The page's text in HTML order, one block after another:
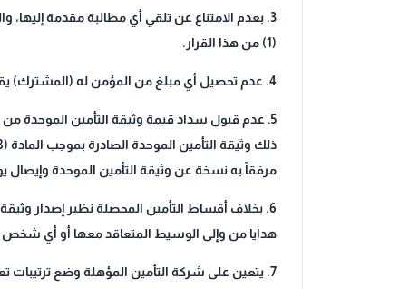
3. بعدم الامتناع عن تلقي أي مطالبة مقدمة
(1) من هذا القرار.
4. عدم تحصيل أي مبلغ من المؤمن له (المشترك) يقل أو يزيد عن السعر المحدد لقيمة وثيقة التأمين الموحدة للمركبات الكويتية والمبين في الملحق رقم (2) من هذا القرار.
5. عدم قبول سداد قيمة وثيقة التأمين الموحدة
مرفقاً به نسخة عن وثيقة التأمين الموحدة وإيصال
6. بخلاف أقساط التأمين المحصلة نظير إصدار
هدايا من وإلى الوسيط المتعاقد معها أو أي شخص
7. يتعين على شركة التأمين المؤهلة وضع